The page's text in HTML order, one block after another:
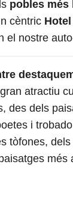
pobles més
cèntric Hotel
el nostre
atractiu
des dels
i
tòfones,